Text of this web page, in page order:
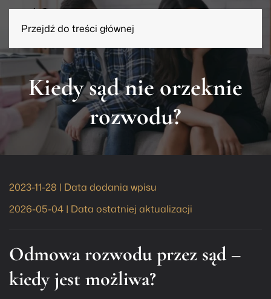
Przejdź do treści głównej
Kiedy sąd nie orzeknie
rozwodu?
2023-11-28 | Data dodania wpisu
2026-05-04 | Data ostatniej aktualizacji
Odmowa rozwodu przez sąd –
kiedy jest możliwa?